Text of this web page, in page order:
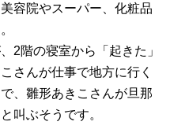
容院やスーパー、化粧品
2階の寝室から「起きた」
さんが仕事で地方に行く
、雛形あきこさんが旦那
叫ぶそうです。